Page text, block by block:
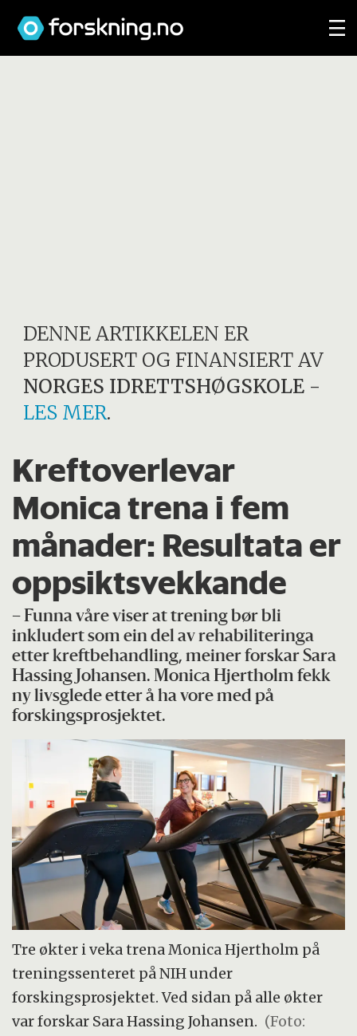
DENNE ARTIKKELEN ER
PRODUSERT OG FINANSIERT AV
NORGES IDRETTSHØGSKOLE -
LES MER.
Kreftoverlevar
Monica trena i fem
månader: Resultata er
oppsiktsvekkande
– Funna våre viser at trening bør bli
inkludert som ein del av rehabiliteringa
etter kreftbehandling, meiner forskar Sara
Hassing Johansen. Monica Hjertholm fekk
ny livsglede etter å ha vore med på
forskingsprosjektet.
Tre økter i veka trena Monica Hjertholm på
treningssenteret på NIH under
forskingsprosjektet. Ved sidan på alle økter
var forskar Sara Hassing Johansen. (Foto: